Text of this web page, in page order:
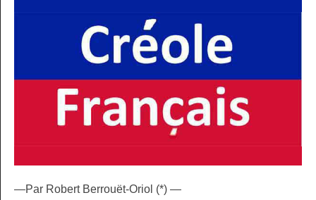
—Par Robert Berrouët-Oriol (*) —